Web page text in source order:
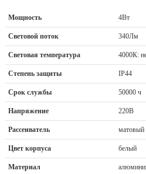
Мощность 4Вт
Световой поток
Световая температура 4000К:
Степень защиты IP44
Срок службы 50000 ч
Напряжение 220В
Рассеиватель матовый
Цвет корпуса белый
Материал